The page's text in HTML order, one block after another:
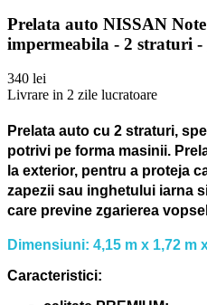
Prelata auto NISSAN
impermeabila - 2 straturi -
340 lei
Livrare in 2 zile lucratoare
Prelata auto cu 2 straturi,
potrivi pe forma masinii.
la exterior, pentru a proteja
zapezii sau inghetului iarna
care previne zgarierea
Dimensiuni: 4,15 m x 1,72 m
Caracteristici: